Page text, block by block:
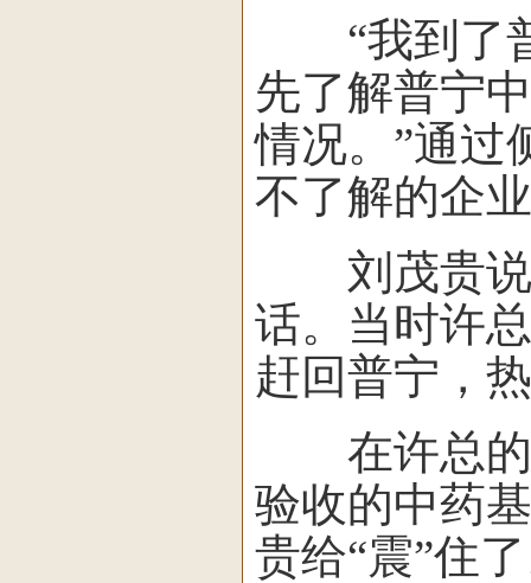
“我到了普
先了解普宁
情况。”通过
不了解的企
刘茂贵说
话。当时许
赶回普宁，
在许总的
验收的中药
贵给“震”住